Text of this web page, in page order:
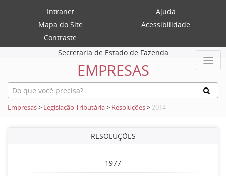
Intranet
Ajuda
Mapa do Site
Acessibilidade
Contraste
Secretaria de Estado de Fazenda
EMPRESAS
Empresas> Legislação Tributária> Resoluções> 2014
RESOLUÇÕES
1977